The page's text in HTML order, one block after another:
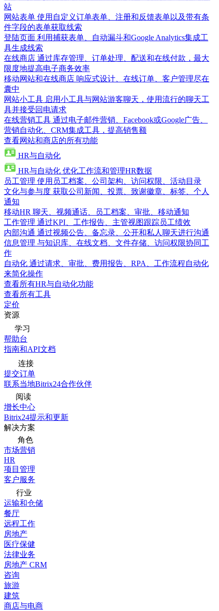
站
网站表单 使用自定义订单表单、注册和反馈表单以及带有条
件字段的表单获取线索
登陆页面 利用捕获表单、自动漏斗和Google Analytics集成工
具生成线索
在线商店 通过库存管理、订单处理、配送和在线付款，最大
限度地提高电子商务效率
移动网站和在线商店 响应式设计、在线订单、客户管理尽在
囊中
网站小工具 启用小工具与网站游客聊天，使用流行的聊天工
具并接受回电请求
在线营销工具 通过电子邮件营销、Facebook或Google广告、
营销自动化、CRM集成工具，提高销售额
查看网站和商店的所有功能
HR与自动化
HR与自动化 优化工作流和管理HR数据
员工管理 使用员工档案、公司架构、访问权限、活动目录
文化与参与度 获取公司新闻、投票、致谢徽章、标签、个人
通知
移动HR 聊天、视频通话、员工档案、审批、移动通知
工作管理 通过KPI、工作报告、主管视图跟踪员工绩效
内部沟通 通过视频公告、备忘录、公开和私人聊天进行沟通
信息管理 与知识库、在线文档、文件存储、访问权限协同工
作
自动化 通过请求、审批、费用报告、RPA、工作流程自动化
来简化操作
查看所有HR与自动化功能
查看所有工具
定价
资源
学习
帮助台
指南和API文档
连接
提交订单
联系当地Bitrix24合作伙伴
阅读
增长中心
Bitrix24提示和更新
解决方案
角色
市场营销
HR
项目管理
客户服务
行业
运输和仓储
餐厅
远程工作
房地产
医疗保健
法律业务
房地产 CRM
咨询
旅游
建筑
商店与电商